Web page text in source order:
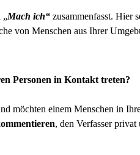
„Mach ich“ zusammenfasst. Hier
von Menschen aus Ihrer
Personen in Kontakt treten?
möchten einem Menschen in
, den Verfasser privat